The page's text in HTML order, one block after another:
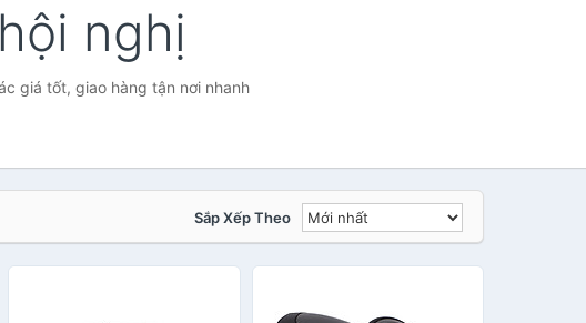
nghị
giá tốt, giao hàng tận nơi nhanh
Sắp Xếp Theo